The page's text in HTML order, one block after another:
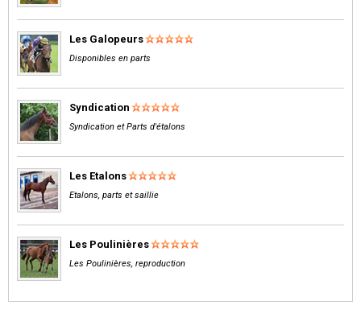
Les Galopeurs
Disponibles en parts
Syndication
Syndication et Parts d'étalons
Les Etalons
Etalons, parts et saillie
Les Poulinières
Les Poulinières, reproduction